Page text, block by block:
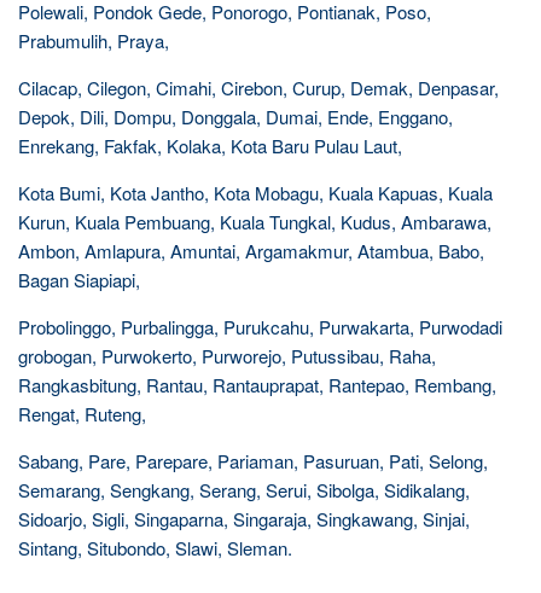
Polewali, Pondok Gede, Ponorogo, Pontianak, Poso,
Prabumulih, Praya,
Cilacap, Cilegon, Cimahi, Cirebon, Curup, Demak, Denpasar,
Depok, Dili, Dompu, Donggala, Dumai, Ende, Enggano,
Enrekang, Fakfak, Kolaka, Kota Baru Pulau Laut,
Kota Bumi, Kota Jantho, Kota Mobagu, Kuala Kapuas, Kuala
Kurun, Kuala Pembuang, Kuala Tungkal, Kudus, Ambarawa,
Ambon, Amlapura, Amuntai, Argamakmur, Atambua, Babo,
Bagan Siapiapi,
Probolinggo, Purbalingga, Purukcahu, Purwakarta, Purwodadi
grobogan, Purwokerto, Purworejo, Putussibau, Raha,
Rangkasbitung, Rantau, Rantauprapat, Rantepao, Rembang,
Rengat, Ruteng,
Sabang, Pare, Parepare, Pariaman, Pasuruan, Pati, Selong,
Semarang, Sengkang, Serang, Serui, Sibolga, Sidikalang,
Sidoarjo, Sigli, Singaparna, Singaraja, Singkawang, Sinjai,
Sintang, Situbondo, Slawi, Sleman.